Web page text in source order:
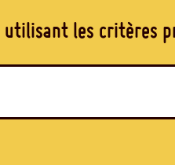
les critères